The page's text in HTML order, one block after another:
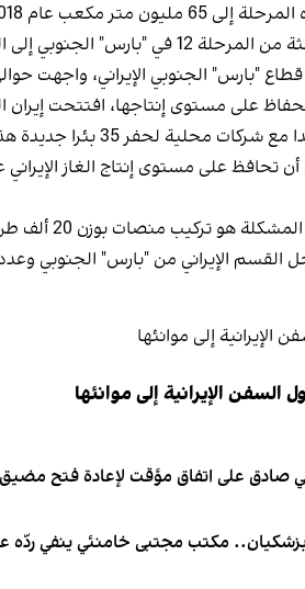
إلى 34 في المائة عام 2023.
المرحلة 11 في الصيف الماضي.
لحفر 35 بئرا جديدة هذا الخريف.
تحافظ على مستوى إنتاج الغاز
بضواغط ضخمة، وهذه التكنولوجيا متاحة حصريا للشركات الغربية.
وعددها 24، ولم يتبق مكان لإطلاق مرحلة جديدة لتعويض الانخفاض في مستوى إنتاج
السفن الإيرانية إلى موانئها
على اتفاق مؤقت لإعادة فتح
مكتب مجتبى خامنئي ينفي ردّه